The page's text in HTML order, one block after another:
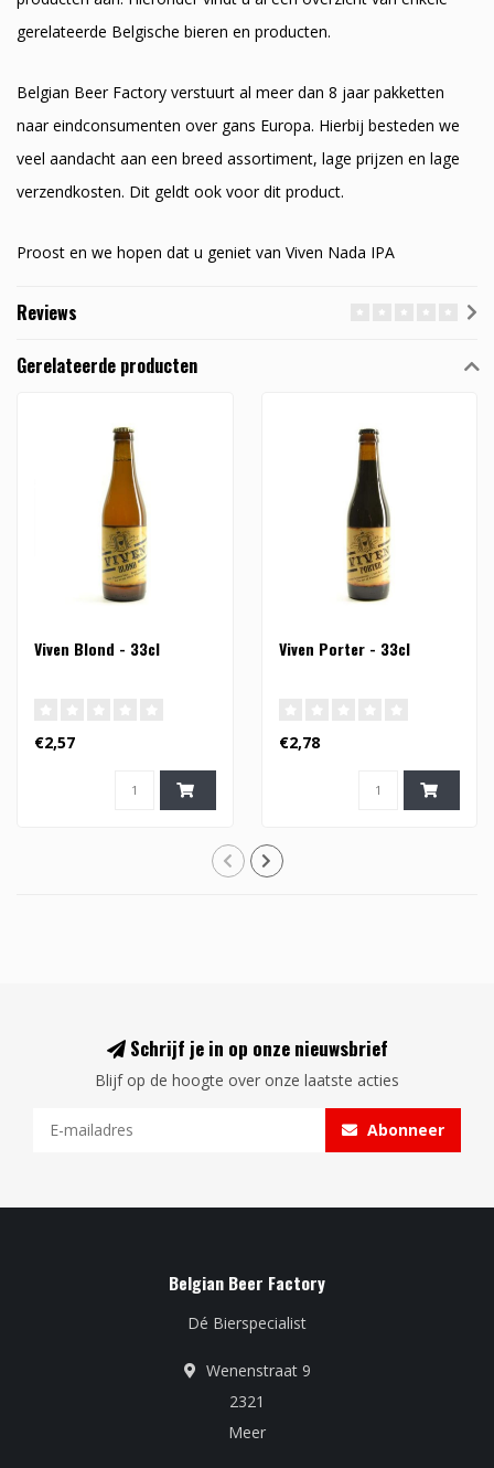
gerelateerde Belgische bieren en producten.
Belgian Beer Factory verstuurt al meer dan 8 jaar pakketten
naar eindconsumenten over gans Europa. Hierbij besteden we
veel aandacht aan een breed assortiment, lage prijzen en lage
verzendkosten. Dit geldt ook voor dit product.
Proost en we hopen dat u geniet van Viven Nada IPA
Reviews
Gerelateerde producten
Viven Blond - 33cl
€2,57
Viven Porter - 33cl
€2,78
Schrijf je in op onze nieuwsbrief
Blijf op de hoogte over onze laatste acties
Abonneer
Belgian Beer Factory
Dé Bierspecialist
Wenenstraat 9
2321
Meer